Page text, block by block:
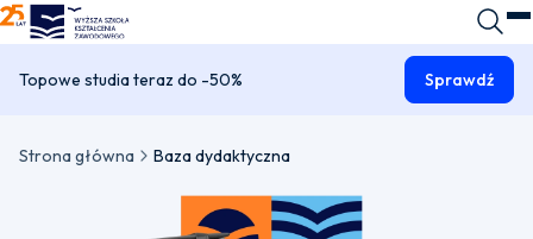
WSKZ - strona główna
Topowe studia teraz do -50% Sprawdź
Strona główna Baza dydaktyczna